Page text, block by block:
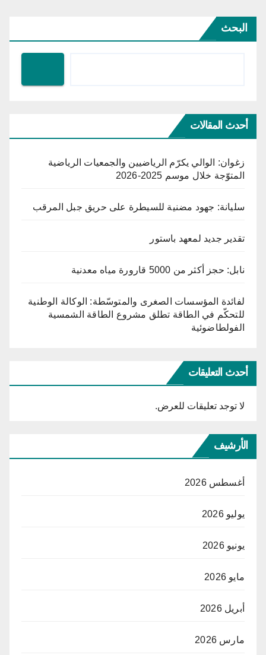
البحث
أحدث المقالات
زغوان: الوالي يكرّم الرياضيين والجمعيات الرياضية
المتوّجة خلال موسم 2025-2026
سليانة: جهود مضنية للسيطرة على حريق جبل المرقب
تقدير جديد لمعهد باستور
نابل: حجز أكثر من 5000 قارورة مياه معدنية
لفائدة المؤسسات الصغرى والمتوسّطة: الوكالة الوطنية
للتحكّم في الطاقة تطلق مشروع الطاقة الشمسية
الفولطاضوئية
أحدث التعليقات
لا توجد تعليقات للعرض.
الأرشيف
أغسطس 2026
يوليو 2026
يونيو 2026
مايو 2026
أبريل 2026
مارس 2026